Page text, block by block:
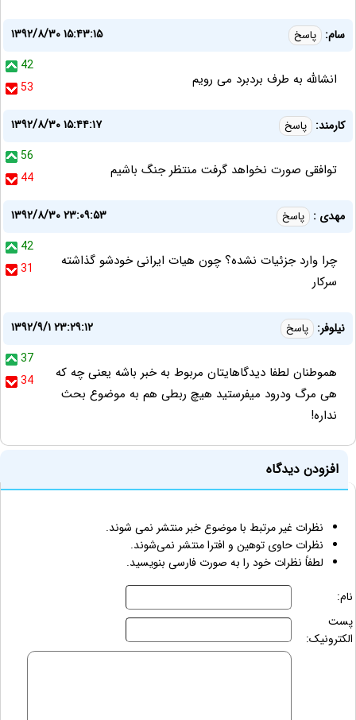
سام: پاسخ
۱۳۹۲/۸/۳۰ ۱۵:۴۳:۱۵
42
53
انشالله به طرف بردبرد می رویم
کارمند: پاسخ
۱۳۹۲/۸/۳۰ ۱۵:۴۴:۱۷
56
44
توافقی صورت نخواهد گرفت منتظر جنگ باشیم
مهدی : پاسخ
۱۳۹۲/۸/۳۰ ۲۳:۰۹:۵۳
42
31
چرا وارد جزئیات نشده؟ چون هیات ایرانی خودشو گذاشته
سرکار
نیلوفر: پاسخ
۱۳۹۲/۹/۱ ۲۳:۲۹:۱۲
37
34
هموطنان لطفا دیدگاهایتان مربوط به خبر باشه یعنی چه که
هی مرگ ودرود میفرستید هیچ ربطی هم به موضوع بحث
نداره!
افزودن دیدگاه
نظرات غیر مرتبط با موضوع خبر منتشر نمی شوند.
نظرات حاوی توهین و افترا منتشر نمی‌شوند.
لطفاً نظرات خود را به صورت فارسی بنویسید.
نام:
پست
الکترونیک: